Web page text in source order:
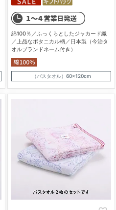
綿100％／ふっくらとしたジャカード織
／上品なボタニカル柄／日本製（今治タ
オルブランドネーム付き）
（バスタオル）60×120cm